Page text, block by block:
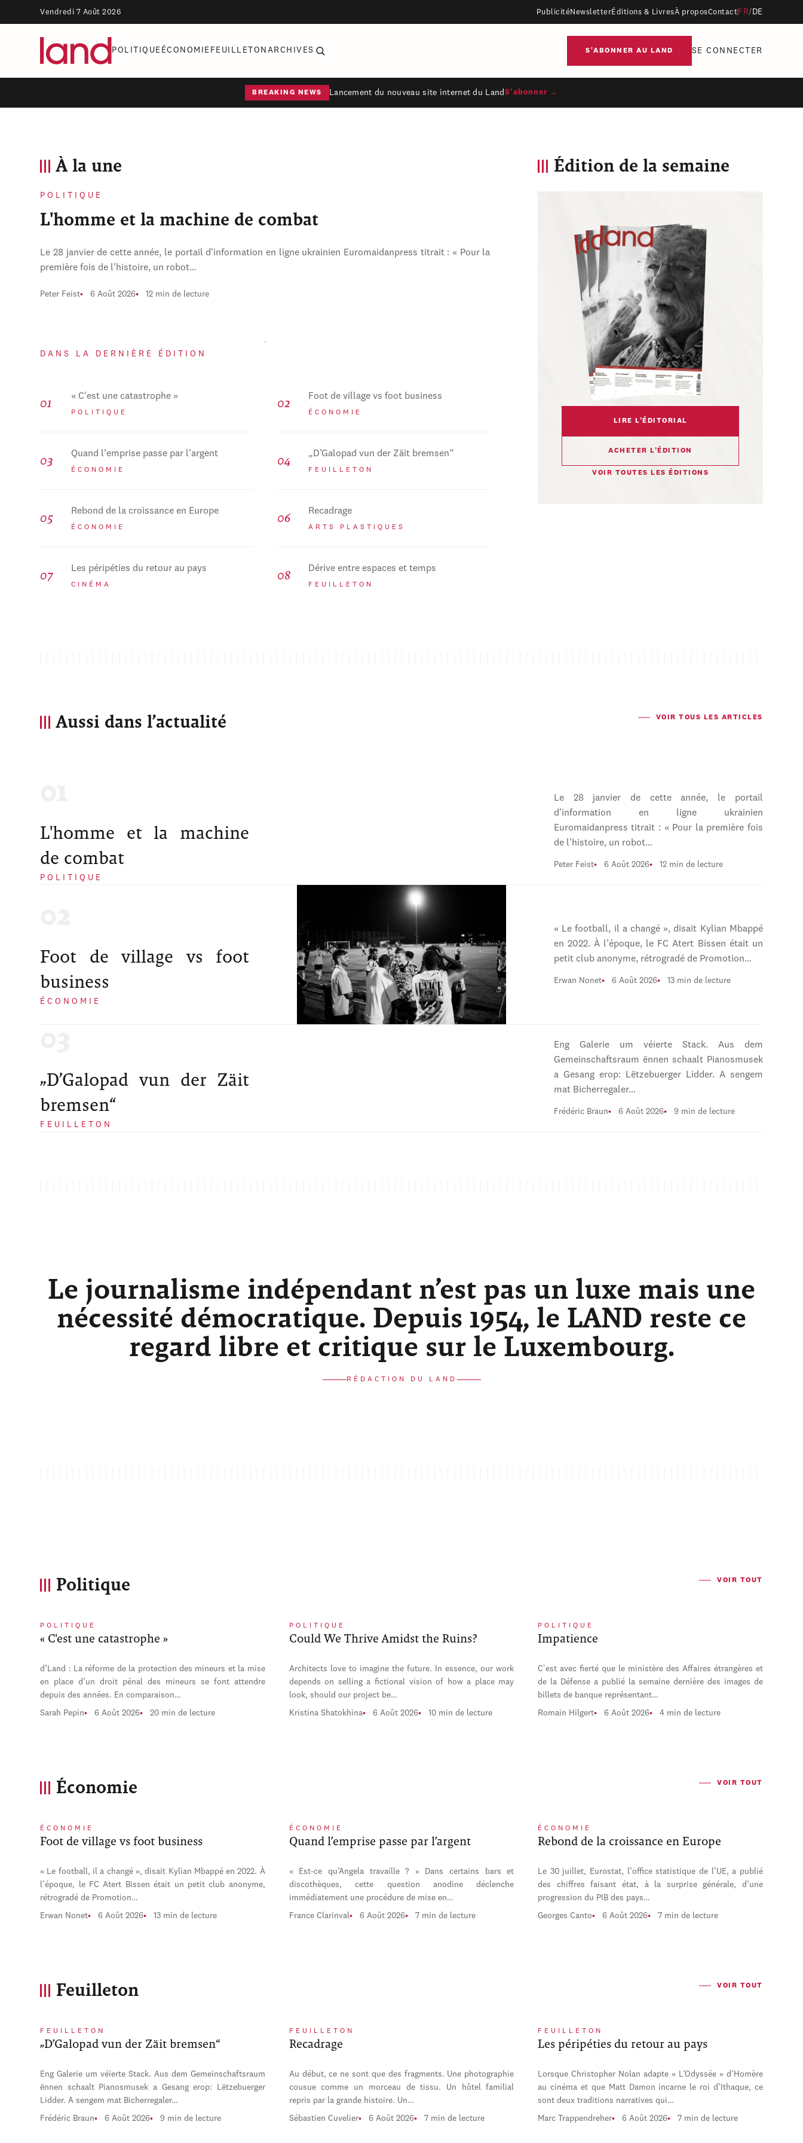
Vendredi 7 Août 2026 Publicité NewsletterÉditions & LivresÀ proposContact FR/ DE
POLITIQUE ÉCONOMIE FEUILLETON ARCHIVES S'ABONNER AU LAND SE CONNECTER
BREAKING NEWS Lancement du nouveau site internet du Land S'abonner →
À la une
POLITIQUE
L'homme et la machine de combat
Le 28 janvier de cette année, le portail d'information en ligne ukrainien Euromaidanpress titrait : « Pour la
première fois de l'histoire, un robot…
Peter Feist 6 Août 2026 12 min de lecture
DANS LA DERNIÈRE ÉDITION
« C'est une catastrophe »
POLITIQUE
Foot de village vs foot business
ÉCONOMIE
Quand l’emprise passe par l’argent
ÉCONOMIE
„D’Galopad vun der Zäit bremsen“
FEUILLETON
Rebond de la croissance en Europe
ÉCONOMIE
Recadrage
ARTS PLASTIQUES
Les péripéties du retour au pays
CINÉMA
Dérive entre espaces et temps
FEUILLETON
Édition de la semaine
LIRE L’ÉDITORIAL
ACHETER L’ÉDITION
VOIR TOUTES LES ÉDITIONS
Aussi dans l’actualité VOIR TOUS LES ARTICLES
L'homme et la machine
de combat
POLITIQUE
Le 28 janvier de cette année, le portail
d'information en ligne ukrainien
Euromaidanpress titrait : « Pour la première fois
de l'histoire, un robot…
Peter Feist 6 Août 2026 12 min de lecture
Foot de village vs foot
business
ÉCONOMIE
« Le football, il a changé », disait Kylian Mbappé
en 2022. À l’époque, le FC Atert Bissen était un
petit club anonyme, rétrogradé de Promotion…
Erwan Nonet 6 Août 2026 13 min de lecture
„D’Galopad vun der Zäit
bremsen“
FEUILLETON
Eng Galerie um véierte Stack. Aus dem
Gemeinschaftsraum ënnen schaalt Pianosmusek
a Gesang erop: Lëtzebuerger Lidder. A sengem
mat Bicherregaler…
Frédéric Braun 6 Août 2026 9 min de lecture
Le journalisme indépendant n’est pas un luxe mais une
nécessité démocratique. Depuis 1954, le LAND reste ce
regard libre et critique sur le Luxembourg.
RÉDACTION DU LAND
Politique VOIR TOUT
POLITIQUE
« C'est une catastrophe »
d’Land : La réforme de la protection des mineurs et la mise
en place d’un droit pénal des mineurs se font attendre
depuis des années. En comparaison…
Sarah Pepin 6 Août 2026 20 min de lecture
POLITIQUE
Could We Thrive Amidst the Ruins?
Architects love to imagine the future. In essence, our work
depends on selling a fictional vision of how a place may
look, should our project be…
Kristina Shatokhina 6 Août 2026 10 min de lecture
POLITIQUE
Impatience
C'est avec fierté que le ministère des Affaires étrangères et
de la Défense a publié la semaine dernière des images de
billets de banque représentant…
Romain Hilgert 6 Août 2026 4 min de lecture
Économie VOIR TOUT
ÉCONOMIE
Foot de village vs foot business
« Le football, il a changé », disait Kylian Mbappé en 2022. À
l’époque, le FC Atert Bissen était un petit club anonyme,
rétrogradé de Promotion…
Erwan Nonet 6 Août 2026 13 min de lecture
ÉCONOMIE
Quand l’emprise passe par l’argent
« Est-ce qu’Angela travaille ? » Dans certains bars et
discothèques, cette question anodine déclenche
immédiatement une procédure de mise en…
France Clarinval 6 Août 2026 7 min de lecture
ÉCONOMIE
Rebond de la croissance en Europe
Le 30 juillet, Eurostat, l’office statistique de l’UE, a publié
des chiffres faisant état, à la surprise générale, d’une
progression du PIB des pays…
Georges Canto 6 Août 2026 7 min de lecture
Feuilleton VOIR TOUT
FEUILLETON
„D’Galopad vun der Zäit bremsen“
Eng Galerie um véierte Stack. Aus dem Gemeinschaftsraum
ënnen schaalt Pianosmusek a Gesang erop: Lëtzebuerger
Lidder. A sengem mat Bicherregaler…
Frédéric Braun 6 Août 2026 9 min de lecture
FEUILLETON
Recadrage
Au début, ce ne sont que des fragments. Une photographie
cousue comme un morceau de tissu. Un hôtel familial
repris par la grande histoire. Un…
Sébastien Cuvelier 6 Août 2026 7 min de lecture
FEUILLETON
Les péripéties du retour au pays
Lorsque Christopher Nolan adapte « L’Odyssée » d’Homère
au cinéma et que Matt Damon incarne le roi d’Ithaque, ce
sont deux traditions narratives qui…
Marc Trappendreher 6 Août 2026 7 min de lecture